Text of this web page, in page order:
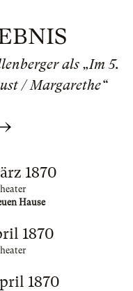
als „Im 5.
/ Margarethe“
1870
Hause
1870
1870